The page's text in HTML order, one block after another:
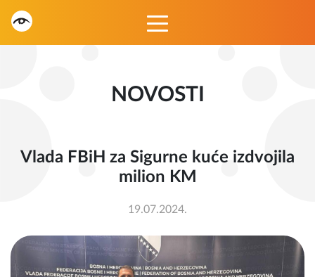
NOVOSTI
Vlada FBiH za Sigurne kuće izdvojila
milion KM
19.07.2024.